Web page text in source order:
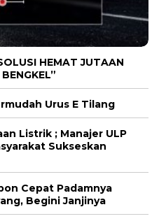
HEMAT JUTAAN
Urus E Tilang
Listrik ; Manajer ULP
Sukseskan
Cepat Padamnya
Begini Janjinya